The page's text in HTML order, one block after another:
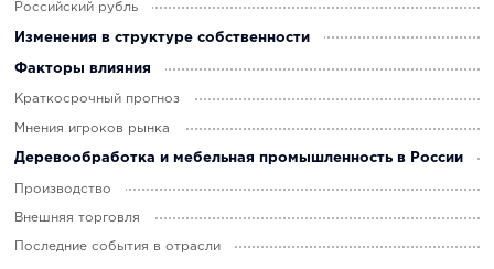
Российский рубль
Изменения в структуре собственности
Факторы влияния
Краткосрочный прогноз
Мнения игроков рынка
Деревообработка и мебельная промышленность в России
Производство
Внешняя торговля
Последние события в отрасли